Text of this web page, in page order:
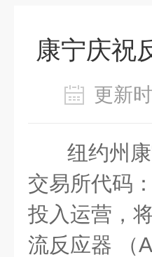
康宁庆祝
更新
纽约州
交易所代码
投入运营，
流反应器 （